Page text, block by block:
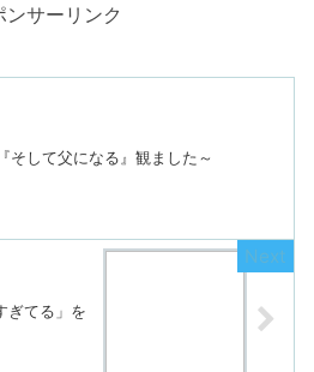
ンサーリンク
『そして父になる』観ました～
ぎてる」を